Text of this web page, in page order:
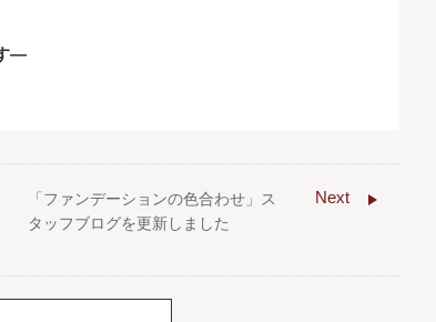
―
「ファンデーションの色合わせ」ス
タッフブログを更新しました
Next